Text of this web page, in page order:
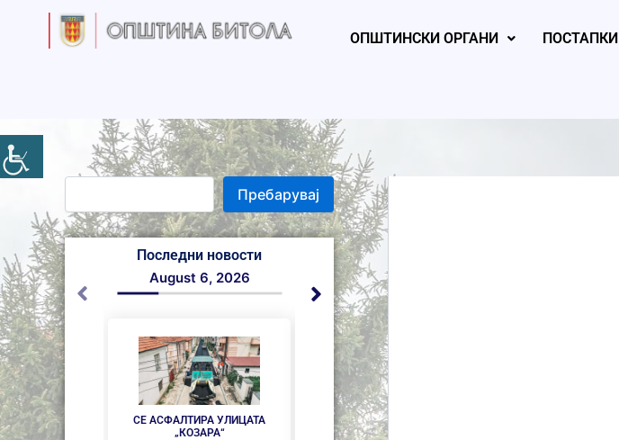
ОПШТИНСКИ ОРГАНИ ПОСТАПКИ
e
a
Пребарувај
Последни новости
СЕ АСФАЛТИРА УЛИЦАТА
„КОЗАРА“
August 6, 2026
НОВ ПАРКИНГ ПРОСТОР ВО
БИТОЛА
August 5, 2026